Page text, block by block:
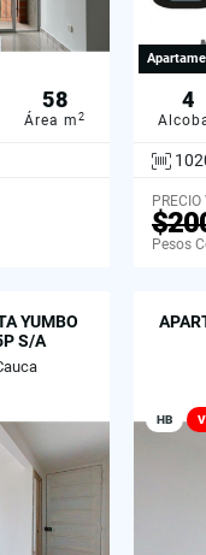
58
Área m 2
4
Pesos
YUMBO
S/A
HB